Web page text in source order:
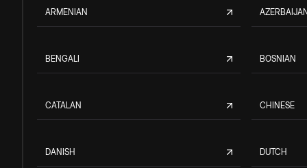
ARMENIAN AZERBAIJANI
BENGALI BOSNIAN
CATALAN CHINESE
DANISH DUTCH